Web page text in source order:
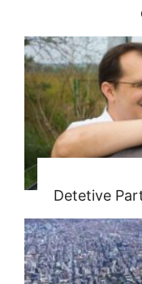
Detetive